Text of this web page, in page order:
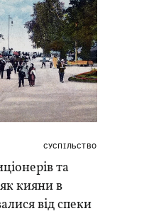
СУСПІЛЬСТВО
та
кияни в
від спеки